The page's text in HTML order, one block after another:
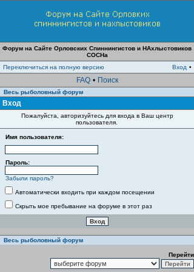
Форум на Сайте Орловских Спиннингистов и НАхлыстовиков
СОСНа
Переключиться на полную версию
Вход •
FAQ • Поиск
Весь рыболовный форум
Вход
Пожалуйста, авторизуйтесь для входа в Ваш центр
пользователя.
Имя пользователя:
Пароль:
Забыли пароль?
Автоматически входить при каждом посещении
Скрыть мое пребывание на форуме в этот раз
Весь рыболовный форум
Перейти